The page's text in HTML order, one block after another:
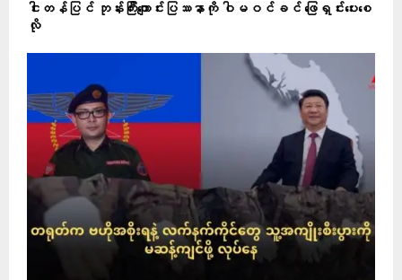
ငါးတန်ပြင် ဘုန်းကြီးကျောင်းပြဿနာကို ဝါမဝင်ခင် ဖြေရှင်းပေးစေ
လို